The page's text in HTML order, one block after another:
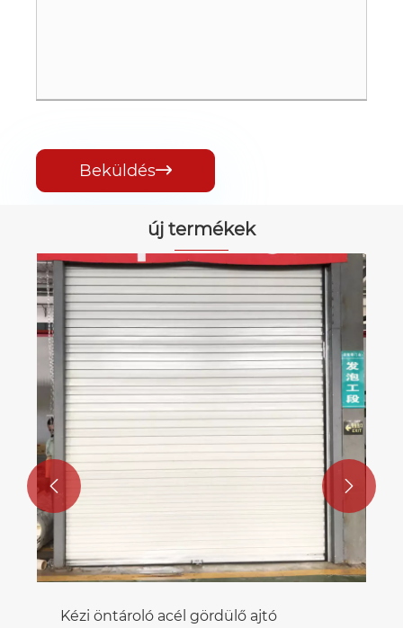
Beküldés
új termékek
Kézi öntároló acél gördülő ajtó
 